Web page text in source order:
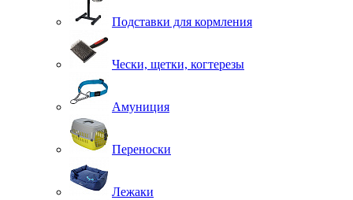
Подставки для кормления
Чески, щетки, когтерезы
Амуниция
Переноски
Лежаки